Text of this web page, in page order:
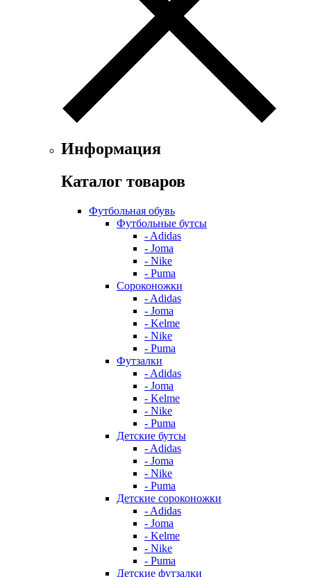
Информация
Каталог товаров
Футбольная обувь
Футбольные бутсы
- Adidas
- Joma
- Nike
- Puma
Сороконожки
- Adidas
- Joma
- Kelme
- Nike
- Puma
Футзалки
- Adidas
- Joma
- Kelme
- Nike
- Puma
Детские бутсы
- Adidas
- Joma
- Nike
- Puma
Детские сороконожки
- Adidas
- Joma
- Kelme
- Nike
- Puma
Детские футзалки